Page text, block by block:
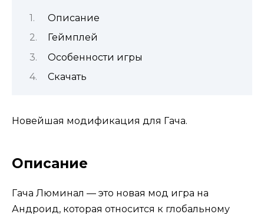
Описание
Геймплей
Особенности игры
Скачать
Новейшая модификация для Гача.
Описание
Гача Люминал — это новая мод игра на
Андроид, которая относится к глобальному